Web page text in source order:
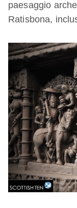
paesaggio
Ratisbona,